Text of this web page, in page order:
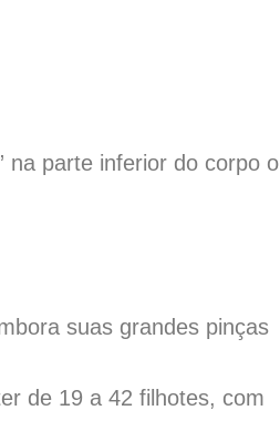
na parte inferior do corpo o
suas grandes pinças
de 19 a 42 filhotes, com